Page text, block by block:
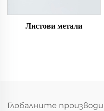
Листови метали
Глобалните